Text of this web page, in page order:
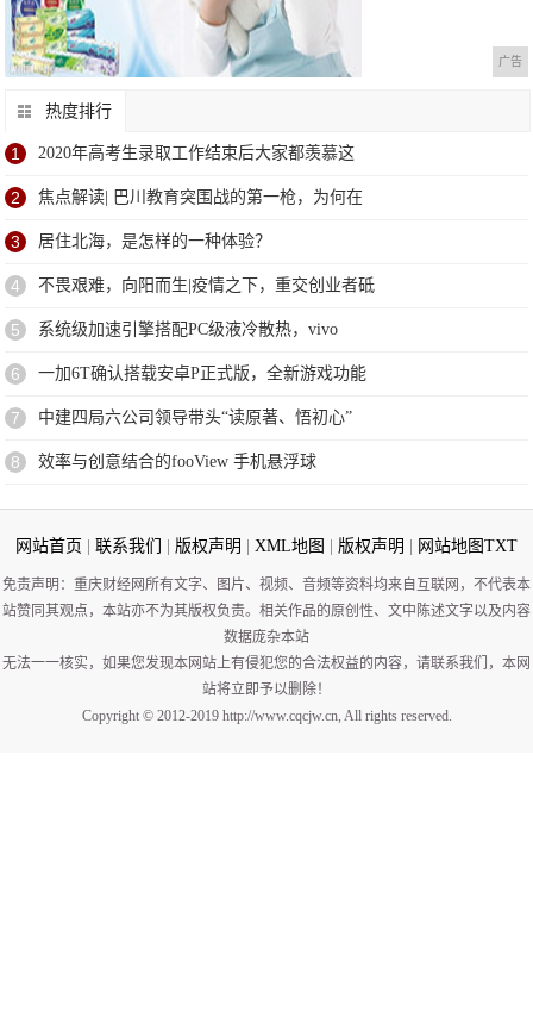
广告
热度排行
1 2020年高考生录取工作结束后大家都羡慕这
2 焦点解读| 巴川教育突围战的第一枪，为何在
3 居住北海，是怎样的一种体验？
4 不畏艰难，向阳而生|疫情之下，重交创业者砥
5 系统级加速引擎搭配PC级液冷散热，vivo
6 一加6T确认搭载安卓P正式版，全新游戏功能
7 中建四局六公司领导带头“读原著、悟初心”
8 效率与创意结合的fooView 手机悬浮球
网站首页 联系我们 版权声明 XML地图 版权声明 网站地图TXT
免责声明：重庆财经网所有文字、图片、视频、音频等资料均来自互联网，不代表本
站赞同其观点，本站亦不为其版权负责。相关作品的原创性、文中陈述文字以及内容
数据庞杂本站
无法一一核实，如果您发现本网站上有侵犯您的合法权益的内容，请联系我们，本网
站将立即予以删除！
Copyright © 2012-2019 http://www.cqcjw.cn, All rights reserved.